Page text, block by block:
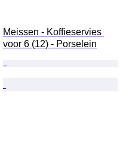
Meissen - Koffieservies
voor 6 (12) - Porselein